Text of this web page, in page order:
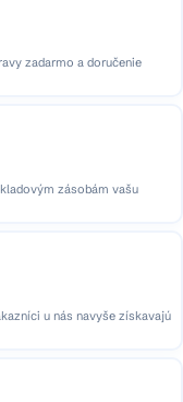
zadarmo a doručenie
zásobám vašu
u nás navyše získavajú